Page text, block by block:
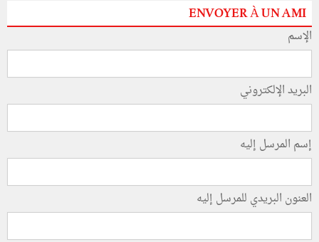
ENVOYER À UN AMI
الإسم
البريد الإلكتروني
إسم المرسل إليه
العنون البريدي للمرسل إليه